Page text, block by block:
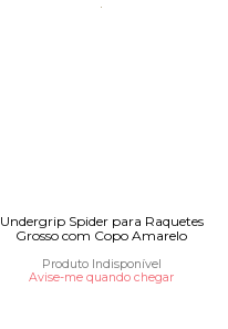
Undergrip Spider para Raquetes
Grosso com Copo Amarelo
Produto Indisponível
Avise-me quando chegar